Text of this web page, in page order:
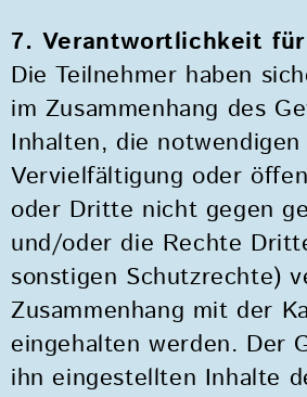
7. Verantwortlichkeit
Die Teilnehmer haben
im Zusammenhang des
Inhalten, die
Vervielfältigung oder
oder Dritte nicht gegen
und/oder die Rechte
sonstigen Schutzrechte)
Zusammenhang mit der
eingehalten werden. Der
ihn eingestellten Inhalte